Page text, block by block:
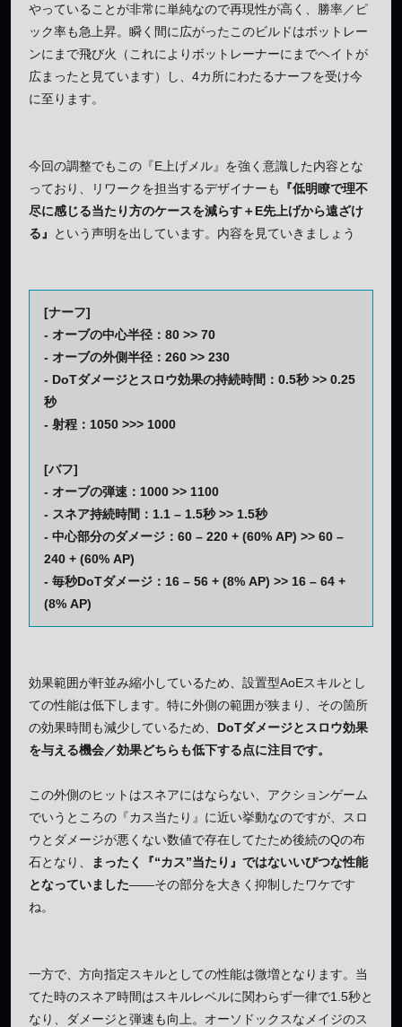
やっていることが非常に単純なので再現性が高く、勝率／ピ
ック率も急上昇。瞬く間に広がったこのビルドはボットレー
ンにまで飛び火（これによりボットレーナーにまでヘイトが
広まったと見ています）し、4カ所にわたるナーフを受け今
に至ります。
今回の調整でもこの『E上げメル』を強く意識した内容とな
っており、リワークを担当するデザイナーも
『低明瞭で理不
尽に感じる当たり方のケースを減らす＋E先上げから遠ざけ
る』
という声明を出しています。内容を見ていきましょう
[ナーフ]
- オーブの中心半径：80 >> 70
- オーブの外側半径：260 >> 230
- DoTダメージとスロウ効果の持続時間：0.5秒 >> 0.25
秒
- 射程：1050 >>> 1000
[バフ]
- オーブの弾速：1000 >> 1100
- スネア持続時間：1.1 – 1.5秒 >> 1.5秒
- 中心部分のダメージ：60 – 220 + (60% AP) >> 60 –
240 + (60% AP)
- 毎秒DoTダメージ：16 – 56 + (8% AP) >> 16 – 64 +
(8% AP)
効果範囲が軒並み縮小しているため、設置型AoEスキルとし
ての性能は低下します。特に外側の範囲が狭まり、その箇所
の効果時間も減少しているため、 DoTダメージとスロウ効果
を与える機会／効果どちらも低下する点に注目です。
この外側のヒットはスネアにはならない、アクションゲーム
でいうところの『カス当たり』に近い挙動なのですが、スロ
ウとダメージが悪くない数値で存在してたため後続のQの布
石となり、
まったく『“カス”当たり』ではないいびつな性能
となっていました――その部分を大きく抑制したワケです
ね。
一方で、方向指定スキルとしての性能は微増となります。当
てた時のスネア時間はスキルレベルに関わらず一律で1.5秒と
なり、ダメージと弾速も向上。オーソドックスなメイジのス